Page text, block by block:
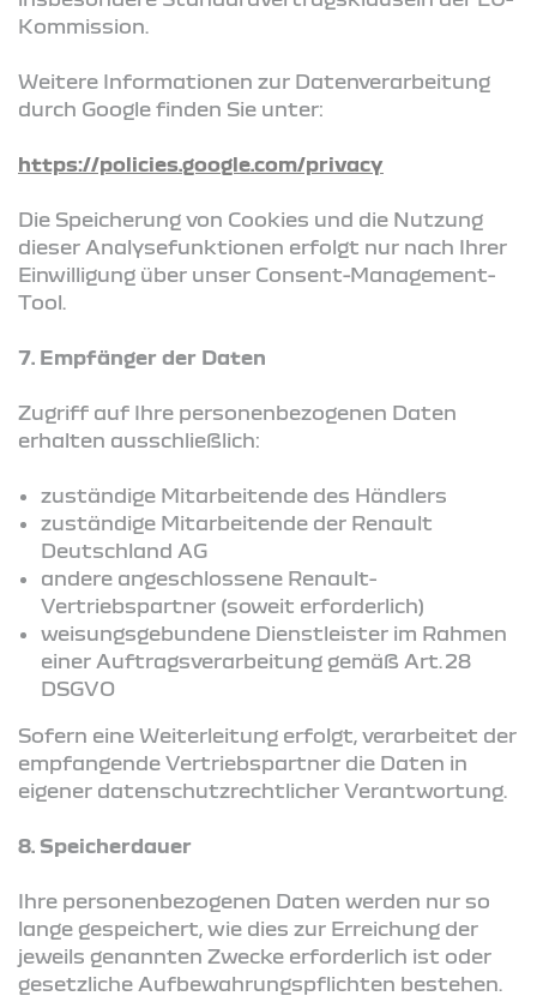
Kommission.
Weitere Informationen zur Datenverarbeitung
durch Google finden Sie unter:
https://policies.google.com/privacy
Die Speicherung von Cookies und die Nutzung
dieser Analysefunktionen erfolgt nur nach Ihrer
Einwilligung über unser Consent-Management-
Tool.
7. Empfänger der Daten
Zugriff auf Ihre personenbezogenen Daten
erhalten ausschließlich:
zuständige Mitarbeitende des Händlers
zuständige Mitarbeitende der Renault
Deutschland AG
andere angeschlossene Renault-
Vertriebspartner (soweit erforderlich)
weisungsgebundene Dienstleister im Rahmen
einer Auftragsverarbeitung gemäß Art. 28
DSGVO
Sofern eine Weiterleitung erfolgt, verarbeitet der
empfangende Vertriebspartner die Daten in
eigener datenschutzrechtlicher Verantwortung.
8. Speicherdauer
Ihre personenbezogenen Daten werden nur so
lange gespeichert, wie dies zur Erreichung der
jeweils genannten Zwecke erforderlich ist oder
gesetzliche Aufbewahrungspflichten bestehen.